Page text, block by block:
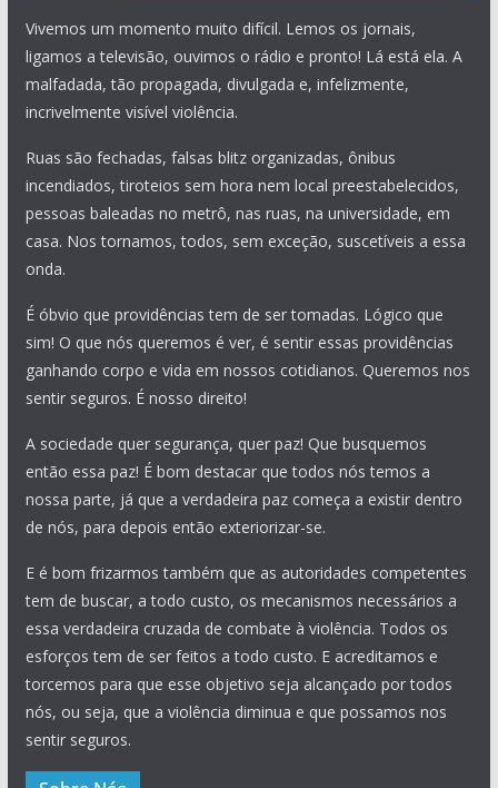
Vivemos um momento muito difícil. Lemos os jornais,
ligamos a televisão, ouvimos o rádio e pronto! Lá está ela. A
malfadada, tão propagada, divulgada e, infelizmente,
incrivelmente visível violência.
Ruas são fechadas, falsas blitz organizadas, ônibus
incendiados, tiroteios sem hora nem local preestabelecidos,
pessoas baleadas no metrô, nas ruas, na universidade, em
casa. Nos tornamos, todos, sem exceção, suscetíveis a essa
onda.
É óbvio que providências tem de ser tomadas. Lógico que
sim! O que nós queremos é ver, é sentir essas providências
ganhando corpo e vida em nossos cotidianos. Queremos nos
sentir seguros. É nosso direito!
A sociedade quer segurança, quer paz! Que busquemos
então essa paz! É bom destacar que todos nós temos a
nossa parte, já que a verdadeira paz começa a existir dentro
de nós, para depois então exteriorizar-se.
E é bom frizarmos também que as autoridades competentes
tem de buscar, a todo custo, os mecanismos necessários a
essa verdadeira cruzada de combate à violência. Todos os
esforços tem de ser feitos a todo custo. E acreditamos e
torcemos para que esse objetivo seja alcançado por todos
nós, ou seja, que a violência diminua e que possamos nos
sentir seguros.